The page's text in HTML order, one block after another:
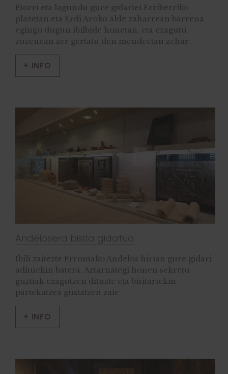
Etorri eta lagundu gure gidariei Erriberriko
plazetan eta Erdi Aroko alde zaharrean barrena
egingo dugun ibilbide honetan, eta ezagutu
zuzenean zer gertatu den mendeetan zehar.
+ INFO
Andelosera bisita gidatua
Ibili zaitezte Erromako Andelos hirian gure gidari
adituekin batera. Aztarnategi honen sekretu
guztiak ezagutzen dituzte eta bisitariekin
partekatzea gustatzen zaie.
+ INFO